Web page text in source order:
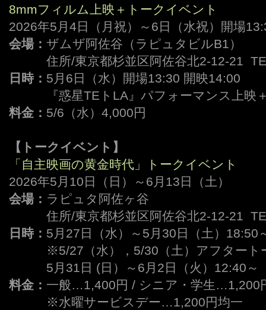
8mmフィルム上映＋トークイベント
2026年5月4日（月祝）～6日（水祝）開場
会場： ザムザ阿佐谷（ラピュタビルB1）
住所/東京都杉並区阿佐谷北2-12-21
日時： 5月6日（水）開場13:30 開映14:00
『惑星TEトLA』パフォーマンス上映
料金： 5/6（水）4,000円
【トークイベント】
「自主映画の黄金時代」トークイベント
2026年5月10日（日）～6月13日（土）
会場： ラピュタ阿佐ヶ谷
住所/東京都杉並区阿佐谷北2-12-21
日時： 5月27日（水）～5月30日（土）18:50
※5/27（水），5/30（土）アフタート
5月31日 (日）～6月2日（火）12:40～
料金： 一般…1,400円 / シニア・学生
※水曜サービスデー…1,200円均一